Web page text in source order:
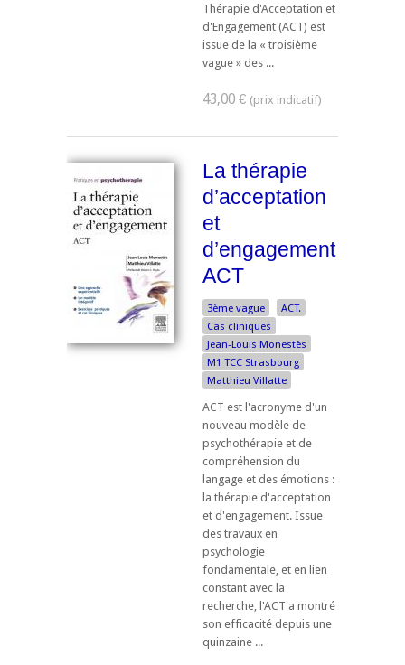
Thérapie d'Acceptation et
d'Engagement (ACT) est
issue de la « troisième
vague » des ...
43,00 €
La thérapie
d’acceptation
et
d’engagement
ACT
3ème vague
ACT.
Cas cliniques
Jean-Louis Monestès
M1 TCC Strasbourg
Matthieu Villatte
ACT est l'acronyme d'un
nouveau modèle de
psychothérapie et de
compréhension du
langage et des émotions :
la thérapie d'acceptation
et d'engagement. Issue
des travaux en
psychologie
fondamentale, et en lien
constant avec la
recherche, l'ACT a montré
son efficacité depuis une
quinzaine ...